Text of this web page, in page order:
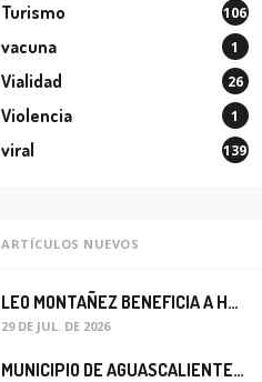
Turismo 106
vacuna 1
Vialidad 26
Violencia 1
viral 139
ARTÍCULOS NUEVOS
LEO MONTAÑEZ BENEFICIA A HABITANTES DEL BARRIO DE LA SALUD CON MEJORA DEL ALCANTARILLADO SANITARIO
29 DE JUL. DE 2026
MUNICIPIO DE AGUASCALIENTES REABRE CIRCULACIÓN VEHICULAR EN LA CALLE JOSEFA ORTIZ DE DOMÍNGUEZ